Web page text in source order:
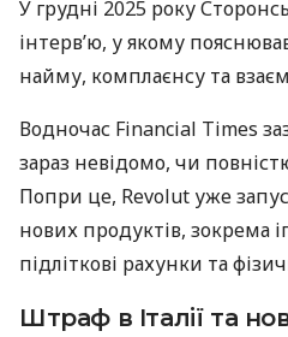
У грудні 2025 року
інтерв’ю, у якому
найму, комплаєнсу та
Водночас Financial Times
зараз невідомо, чи
Попри це, Revolut уже
нових продуктів, зокрема
підліткові рахунки та
Штраф в Італії та